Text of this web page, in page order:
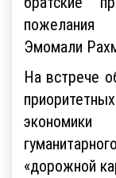
Эмомали
На встрече
«дорожной